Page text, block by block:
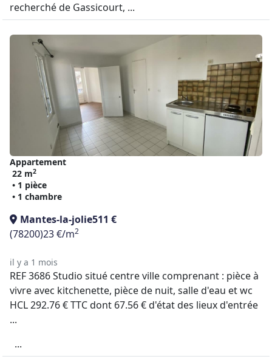
recherché de Gassicourt, ...
Appartement
22 m2
• 1 pièce
• 1 chambre
Mantes-la-jolie511 €
(78200)23 €/m2
il y a 1 mois
REF 3686 Studio situé centre ville comprenant : pièce à
vivre avec kitchenette, pièce de nuit, salle d'eau et wc
HCL 292.76 € TTC dont 67.56 € d'état des lieux d'entrée
...
...